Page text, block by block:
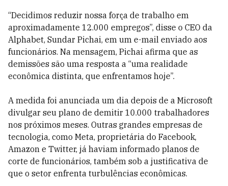
“Decidimos reduzir nossa força de trabalho em
aproximadamente 12.000 empregos”, disse o CEO da
Alphabet, Sundar Pichai, em um e-mail enviado aos
funcionários. Na mensagem, Pichai afirma que as
demissões são uma resposta a “uma realidade
econômica distinta, que enfrentamos hoje”.
A medida foi anunciada um dia depois de a Microsoft
divulgar seu plano de demitir 10.000 trabalhadores
nos próximos meses. Outras grandes empresas de
tecnologia, como Meta, proprietária do Facebook,
Amazon e Twitter, já haviam informado planos de
corte de funcionários, também sob a justificativa de
que o setor enfrenta turbulências econômicas.